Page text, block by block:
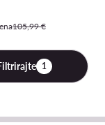
105,99 €
1